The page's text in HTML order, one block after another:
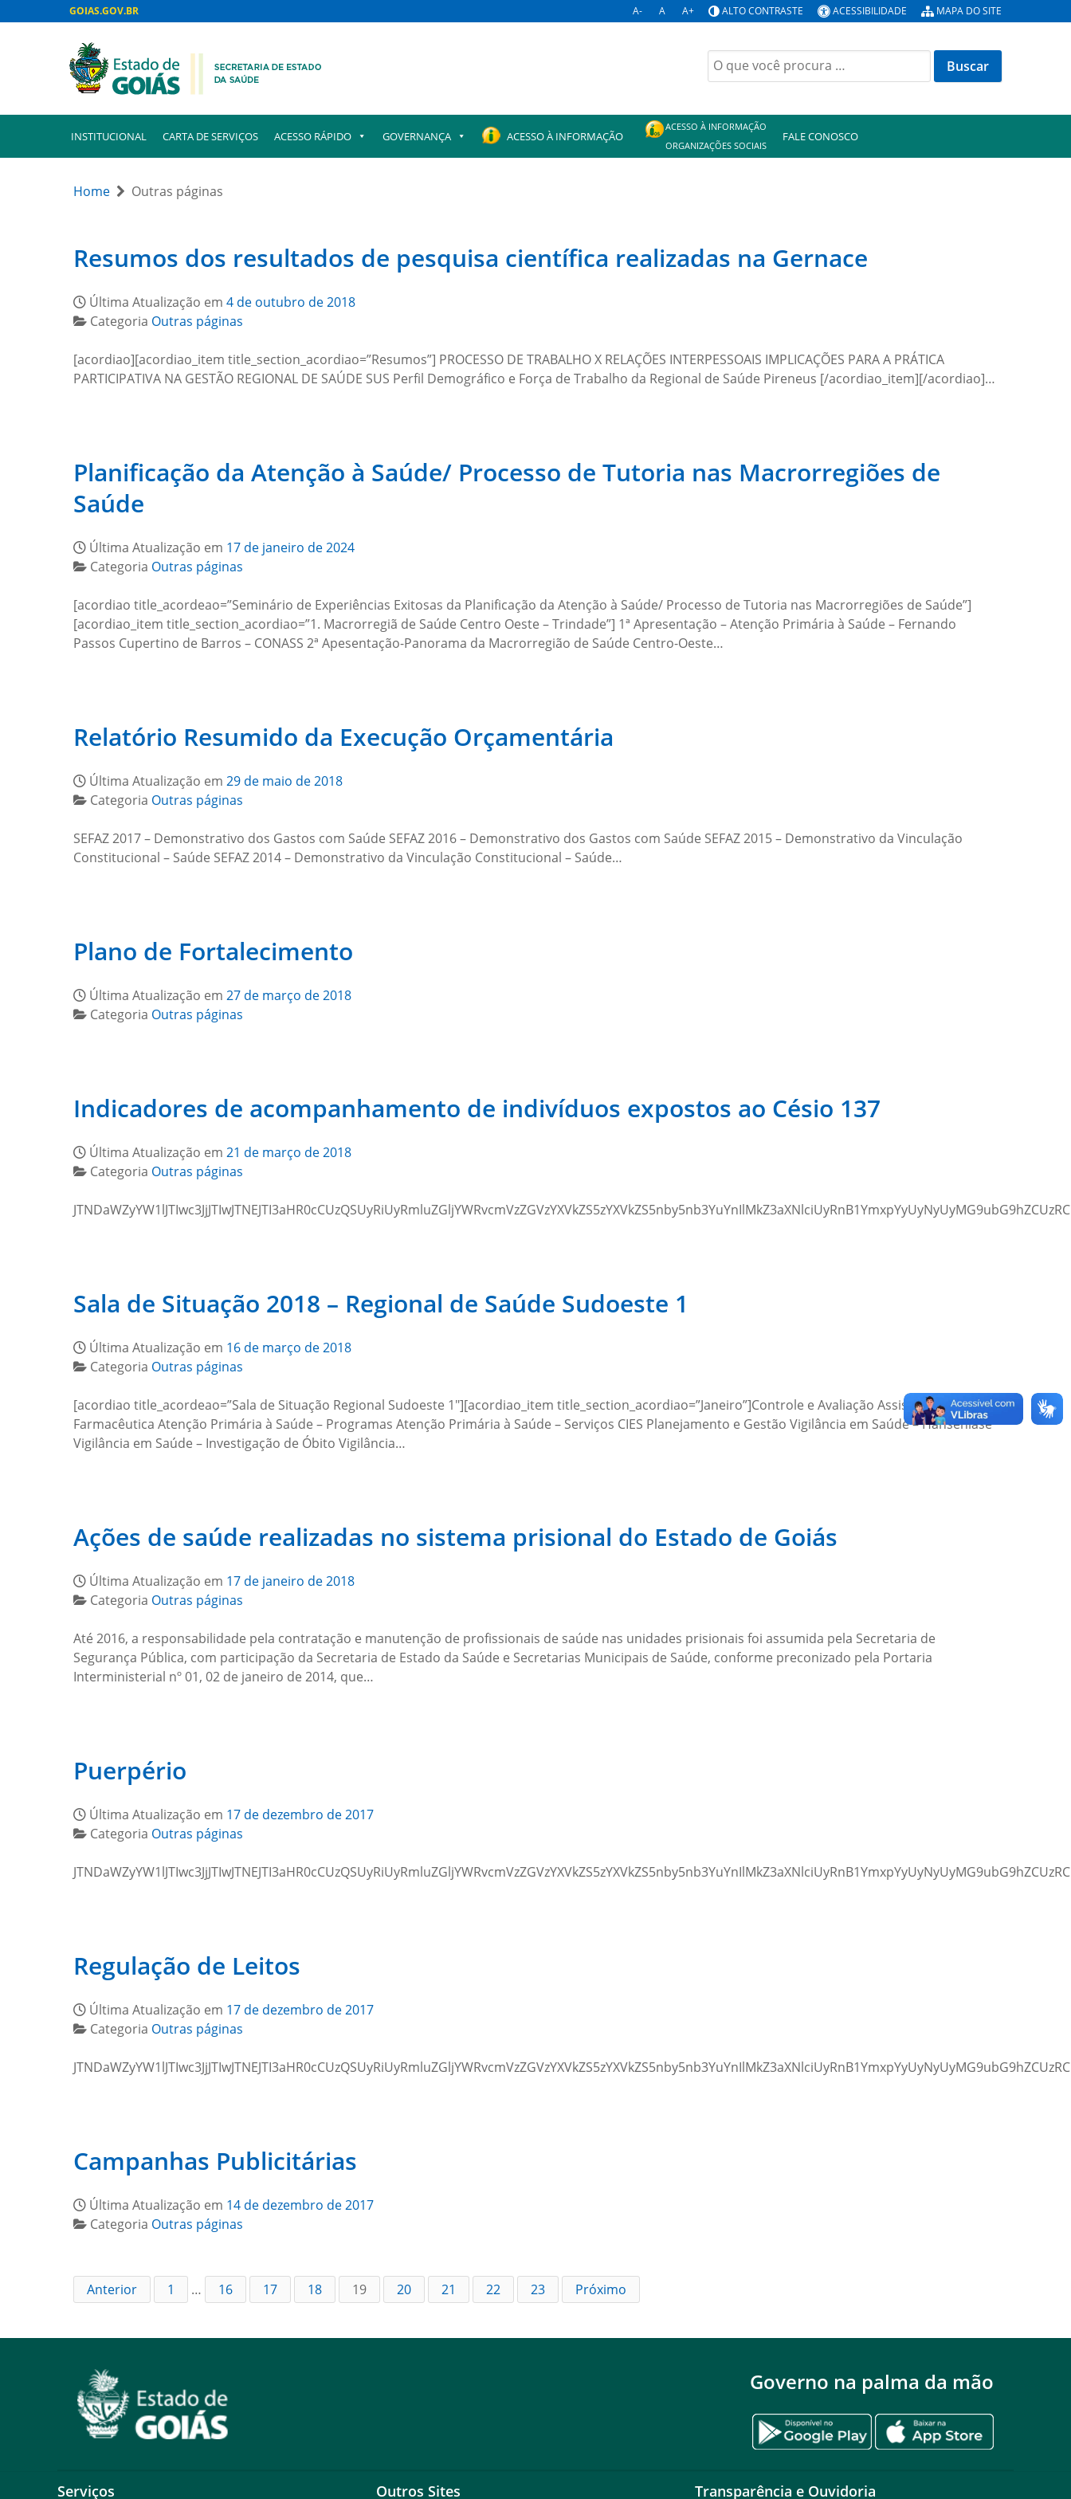
GOIAS.GOV.BR A- A A+ ALTO CONTRASTE ACESSIBILIDADE MAPA DO SITE
Buscar
por:
INSTITUCIONAL CARTA DE SERVIÇOS ACESSO RÁPIDO GOVERNANÇA ACESSO À INFORMAÇÃO
ACESSO À INFORMAÇÃO
ORGANIZAÇÕES SOCIAIS
FALE CONOSCO
Home Outras páginas
Resumos dos resultados de pesquisa científica realizadas na Gernace
Última Atualização em 4 de outubro de 2018
Categoria Outras páginas
[acordiao][acordiao_item title_section_acordiao=”Resumos”] PROCESSO DE TRABALHO X RELAÇÕES INTERPESSOAIS IMPLICAÇÕES PARA A PRÁTICA
PARTICIPATIVA NA GESTÃO REGIONAL DE SAÚDE SUS Perfil Demográfico e Força de Trabalho da Regional de Saúde Pireneus [/acordiao_item][/acordiao]…
Planificação da Atenção à Saúde/ Processo de Tutoria nas Macrorregiões de
Saúde
Última Atualização em 17 de janeiro de 2024
Categoria Outras páginas
[acordiao title_acordeao=”Seminário de Experiências Exitosas da Planificação da Atenção à Saúde/ Processo de Tutoria nas Macrorregiões de Saúde”]
[acordiao_item title_section_acordiao=”1. Macrorregiã de Saúde Centro Oeste – Trindade”] 1ª Apresentação – Atenção Primária à Saúde – Fernando
Passos Cupertino de Barros – CONASS 2ª Apesentação-Panorama da Macrorregião de Saúde Centro-Oeste…
Relatório Resumido da Execução Orçamentária
Última Atualização em 29 de maio de 2018
Categoria Outras páginas
SEFAZ 2017 – Demonstrativo dos Gastos com Saúde SEFAZ 2016 – Demonstrativo dos Gastos com Saúde SEFAZ 2015 – Demonstrativo da Vinculação
Constitucional – Saúde SEFAZ 2014 – Demonstrativo da Vinculação Constitucional – Saúde…
Plano de Fortalecimento
Última Atualização em 27 de março de 2018
Categoria Outras páginas
Indicadores de acompanhamento de indivíduos expostos ao Césio 137
Última Atualização em 21 de março de 2018
Categoria Outras páginas
Sala de Situação 2018 – Regional de Saúde Sudoeste 1
Última Atualização em 16 de março de 2018
Categoria Outras páginas
[acordiao title_acordeao=”Sala de Situação Regional Sudoeste 1″][acordiao_item title_section_acordiao=”Janeiro”]Controle e Avaliação Assistência
Farmacêutica Atenção Primária à Saúde – Programas Atenção Primária à Saúde – Serviços CIES Planejamento e Gestão Vigilância em Saúde – Hanseníase
Vigilância em Saúde – Investigação de Óbito Vigilância…
Ações de saúde realizadas no sistema prisional do Estado de Goiás
Última Atualização em 17 de janeiro de 2018
Categoria Outras páginas
Até 2016, a responsabilidade pela contratação e manutenção de profissionais de saúde nas unidades prisionais foi assumida pela Secretaria de
Segurança Pública, com participação da Secretaria de Estado da Saúde e Secretarias Municipais de Saúde, conforme preconizado pela Portaria
Interministerial nº 01, 02 de janeiro de 2014, que…
Puerpério
Última Atualização em 17 de dezembro de 2017
Categoria Outras páginas
Regulação de Leitos
Última Atualização em 17 de dezembro de 2017
Categoria Outras páginas
Campanhas Publicitárias
Última Atualização em 14 de dezembro de 2017
Categoria Outras páginas
Anterior 1 … 16 17 18 19 20 21 22 23 Próximo
Governo na palma da mão
Serviços Outros Sites Transparência e Ouvidoria